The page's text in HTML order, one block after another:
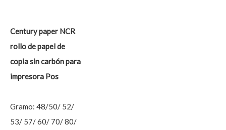
Century paper NCR
rollo de papel de
copia sin carbón para
impresora Pos
Gramo: 48/50/ 52/
53/ 57/ 60/ 70/ 80/